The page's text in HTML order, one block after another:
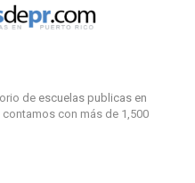
de escuelas publicas en
con más de 1,500